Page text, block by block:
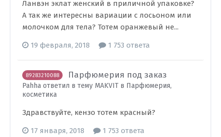
Ланвэн эклат женский в приличной упаковке?
А так же интересны вариации с лосьоном или
молочком для тела? Тотем оранжевый не...
19 февраля, 2018 1 753 ответа
89283210088 Парфюмерия под заказ
Pahha ответил в тему MAKVIT в Парфюмерия,
косметика
Здравствуйте, кензо тотем красный?
17 января, 2018 1 753 ответа